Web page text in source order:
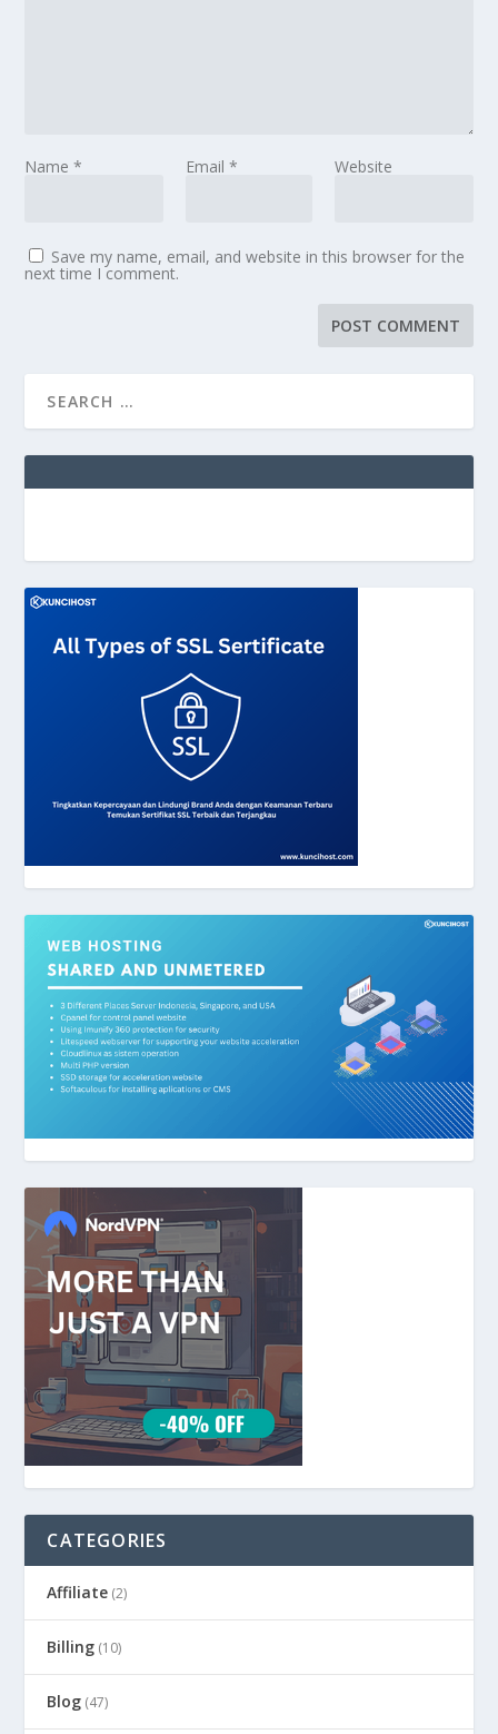
Name* Email * Website
Save my name, email, and website in this browser for the
next time I comment.
CATEGORIES
Affiliate (2)
Billing (10)
Blog (47)